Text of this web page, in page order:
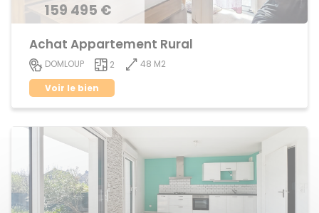
159 495 €
Achat Appartement Rural
DOMLOUP 2
48 M2
Voir le bien